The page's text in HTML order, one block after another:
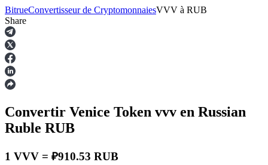
Contrats à terme
BitrueConvertisseur de CryptomonnaiesVVV à RUB
Share
Convertir Venice Token vvv en Russian
Ruble RUB
1 VVV = ₽910.53 RUB